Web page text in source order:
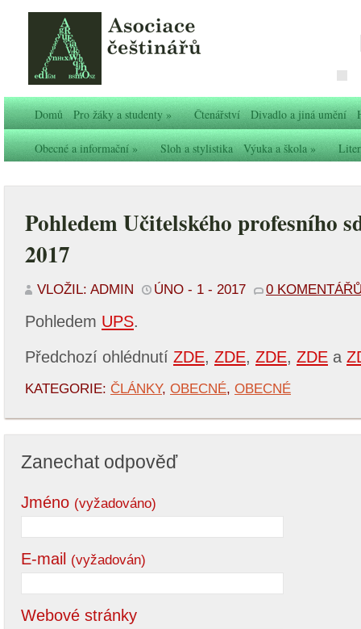
Domů Pro žáky a studenty» Čtenářství Divadlo a jiná umění
Obecné a informační» Sloh a stylistika Výuka a škola»
Pohledem Učitelského profesního
2017
VLOŽIL: ADMIN ÚNO - 1 - 2017 0
Pohledem UPS.
Předchozí ohlédnutí ZDE, ZDE, ZDE, ZDE a
KATEGORIE: ČLÁNKY, OBECNÉ, OBECNÉ
Zanechat odpověď
Jméno (vyžadováno)
E-mail (vyžadován)
Webové stránky